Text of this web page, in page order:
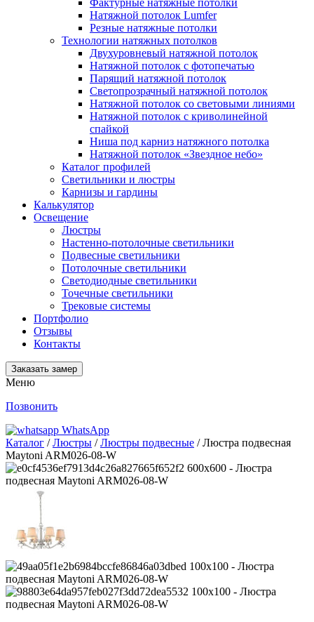
Фактурные натяжные потолки
Натяжной потолок Lumfer
Резные натяжные потолки
Технологии натяжных потолков
Двухуровневый натяжной потолок
Натяжной потолок с фотопечатью
Парящий натяжной потолок
Светопрозрачный натяжной потолок
Натяжной потолок со световыми линиями
Натяжной потолок с криволинейной
спайкой
Ниша под карниз натяжного потолка
Натяжной потолок «Звездное небо»
Каталог профилей
Светильники и люстры
Карнизы и гардины
Калькулятор
Освещение
Люстры
Настенно-потолочные светильники
Подвесные светильники
Потолочные светильники
Светодиодные светильники
Точечные светильники
Трековые системы
Портфолио
Отзывы
Контакты
Заказать замер
Меню
Позвонить
WhatsApp
Каталог /Люстры /Люстры подвесные / Люстра подвесная
Maytoni ARM026-08-W